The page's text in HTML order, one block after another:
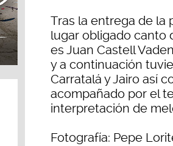
Tras la entrega de la
lugar obligado canto
es Juan Castell
y a continuación
Carratalá y Jairo así
acompañado por el
interpretación de
Fotografía: Pepe